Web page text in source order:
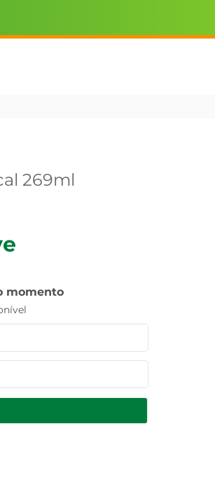
269ml
momento